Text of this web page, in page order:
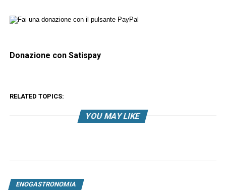
Donazione con Satispay
RELATED TOPICS:
YOU MAY LIKE
ENOGASTRONOMIA